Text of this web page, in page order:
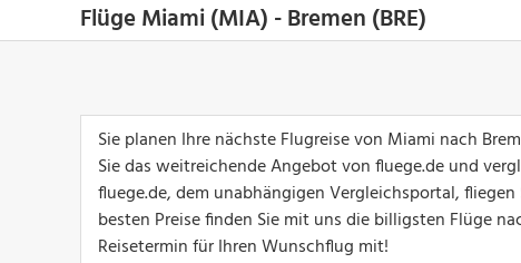
Flüge Miami (MIA) - Bremen (BRE)
Sie planen Ihre nächste Flugreise von Miami nach
Sie das weitreichende Angebot von fluege.de und
fluege.de, dem unabhängigen Vergleichsportal,
besten Preise finden Sie mit uns die billigsten Flüge
Reisetermin für Ihren Wunschflug mit!